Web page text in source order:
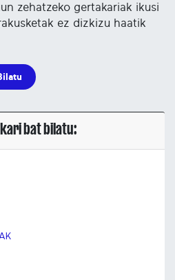
zehatzeko gertakariak ikusi
ez dizkizu haatik
bat bilatu: